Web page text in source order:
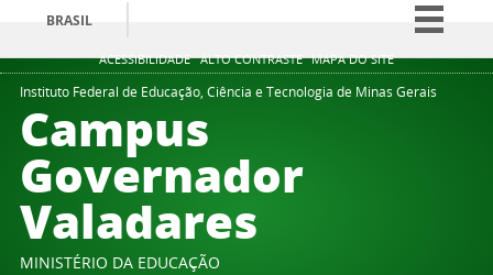
ACESSIBILIDADE ALTO CONTRASTE MAPA DO SITE
BRASIL
Simplifique!
Comunica BR
Instituto Federal de Educação, Ciência e Tecnologia de Minas Gerais
Campus
Governador
Valadares
MINISTÉRIO DA EDUCAÇÃO